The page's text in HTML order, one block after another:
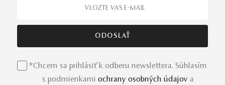
*Chcem sa prihlásiť k odberu newslettera. Súhlasím
s podmienkami ochrany osobných údajov a